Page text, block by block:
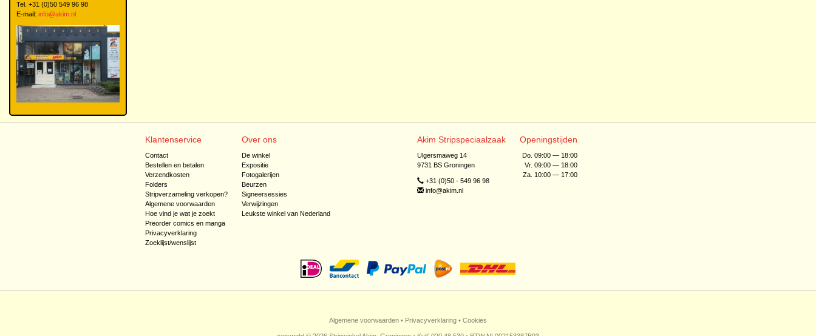
Tel. +31 (0)50 549 96 98
E-mail: info@akim.nl
Klantenservice
Contact
Bestellen en betalen
Verzendkosten
Folders
Stripverzameling verkopen?
Algemene voorwaarden
Hoe vind je wat je zoekt
Preorder comics en manga
Privacyverklaring
Zoeklijst/wenslijst
Over ons
De winkel
Expositie
Fotogalerijen
Beurzen
Signeersessies
Verwijzingen
Leukste winkel van Nederland
Akim Stripspeciaalzaak
Ulgersmaweg 14
9731 BS Groningen
+31 (0)50 - 549 96 98
info@akim.nl
Openingstijden
Do. 09:00 — 18:00
Vr. 09:00 — 18:00
Za. 10:00 — 17:00
Algemene voorwaarden • Privacyverklaring • Cookies